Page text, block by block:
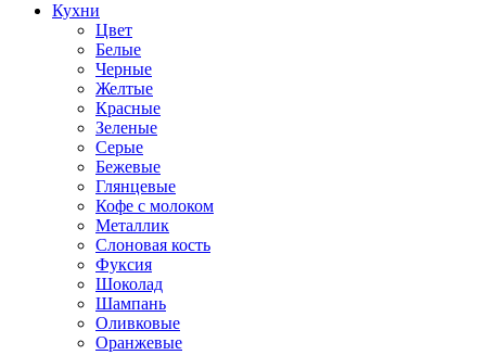
Кухни
Цвет
Белые
Черные
Желтые
Красные
Зеленые
Серые
Бежевые
Глянцевые
Кофе с молоком
Металлик
Слоновая кость
Фуксия
Шоколад
Шампань
Оливковые
Оранжевые